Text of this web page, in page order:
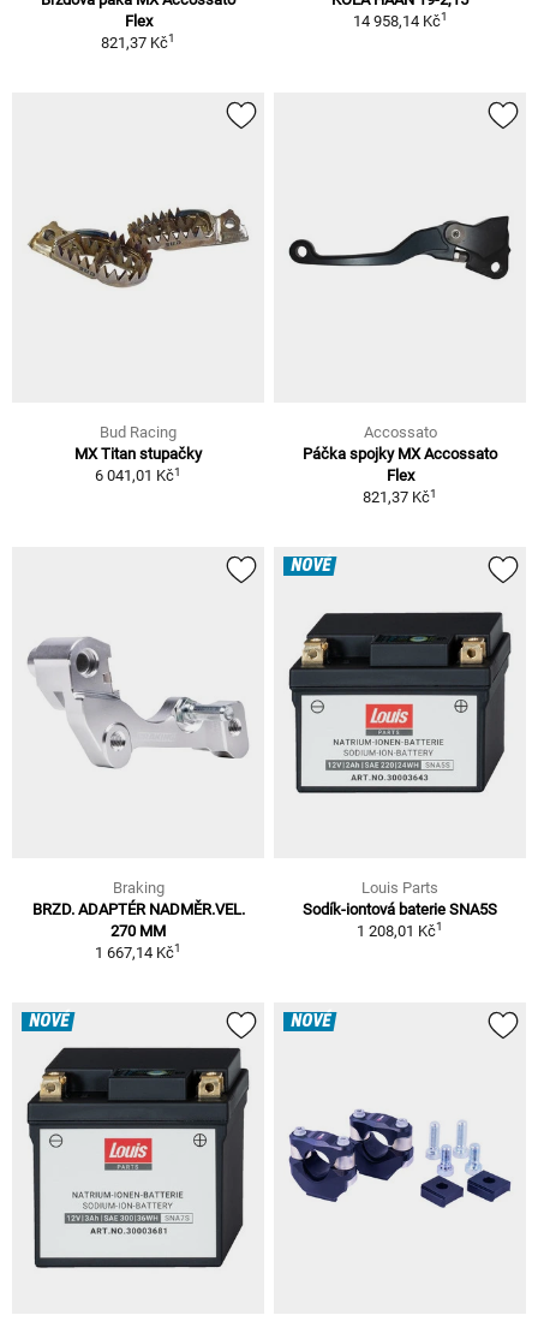
Flex
821,37 Kč1
14 958,14 Kč1
Bud Racing
MX Titan stupačky
6 041,01 Kč1
Accossato
Páčka spojky MX Accossato
Flex
821,37 Kč1
Braking
BRZD. ADAPTÉR NADMĚR.VEL.
270 MM
1 667,14 Kč1
NOVÉ
Louis Parts
Sodík-iontová baterie SNA5S
1 208,01 Kč1
NOVÉ NOVÉ